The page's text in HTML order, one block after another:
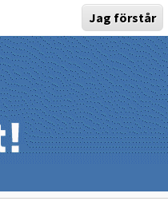
Jag förstår